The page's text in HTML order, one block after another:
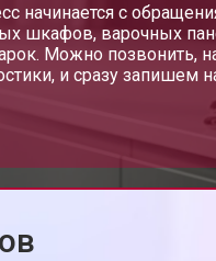
начинается с
шкафов, варочных
Можно позвонить,
и сразу запишем